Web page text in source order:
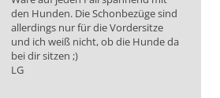
den Hunden. Die Schonbezüge sind
allerdings nur für die Vordersitze
und ich weiß nicht, ob die Hunde da
bei dir sitzen ;)
LG